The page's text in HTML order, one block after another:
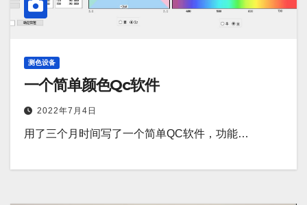
测色设备
一个简单颜色Qc软件
2022年7月4日
用了三个月时间写了一个简单QC软件，功能…